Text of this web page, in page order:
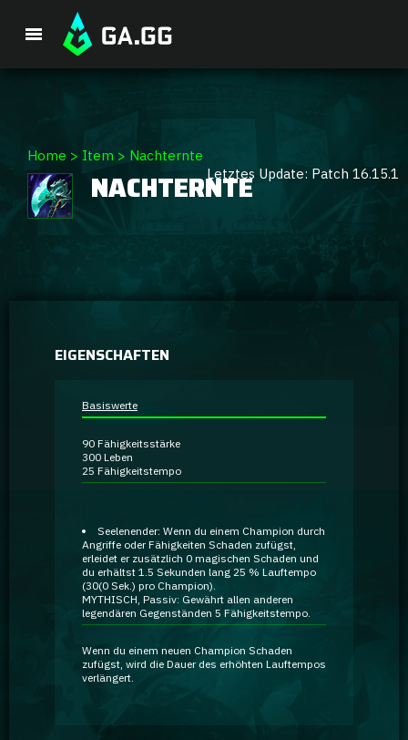
Spieler-Analyse
GA Coachie Chat
Home > Item > Nachternte
Letztes Update: Patch 16.15.1
NACHTERNTE
EIGENSCHAFTEN
Basiswerte
90 Fähigkeitsstärke
300 Leben
25 Fähigkeitstempo
Seelenender: Wenn du einem Champion durch
Angriffe oder Fähigkeiten Schaden zufügst,
erleidet er zusätzlich 0 magischen Schaden und
du erhältst 1.5 Sekunden lang 25 % Lauftempo
(30(0 Sek.) pro Champion).
MYTHISCH, Passiv: Gewährt allen anderen
legendären Gegenständen 5 Fähigkeitstempo.
Wenn du einem neuen Champion Schaden
zufügst, wird die Dauer des erhöhten Lauftempos
verlängert.